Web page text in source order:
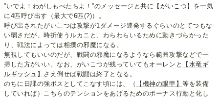
”いでよ！わがしもべたちよ！”のメッセージと共に 【がいこつ】 を一気
に4匹呼び出す（最大で6匹(?)）。
呼び出されたがいこつは攻撃が1ダメージ連発するぐらいのとてつもな
い弱さだが、時折使うルカニと、わらわらいるために動きづらかった
り、戦法によっては相撲の邪魔になる。
無視してもいいのだが、戦闘の邪魔になるようなら範囲攻撃などで一
掃した方がいい。なお、がいこつが残っていてもオーレンと
【水竜ギ
ルギッシュ】 さえ倒せば戦闘は終了となる。
のちに日課の強ボスとしてこなす頃には、（
【機神の眼甲】等を装備
していれば）こちらのテンションをあげるためのボーナス行動と化し